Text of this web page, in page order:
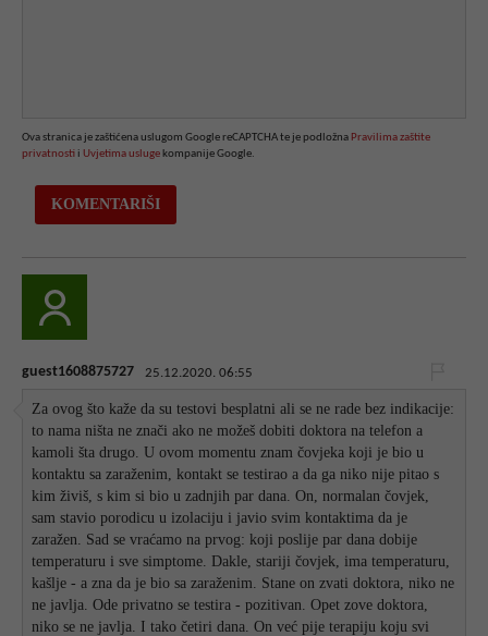
Ova stranica je zaštićena uslugom Google reCAPTCHA te je podložna Pravilima zaštite
privatnosti i Uvjetima usluge kompanije Google.
guest1608875727 25.12.2020. 06:55
Za ovog što kaže da su testovi besplatni ali se ne rade bez indikacije:
to nama ništa ne znači ako ne možeš dobiti doktora na telefon a
kamoli šta drugo. U ovom momentu znam čovjeka koji je bio u
kontaktu sa zaraženim, kontakt se testirao a da ga niko nije pitao s
kim živiš, s kim si bio u zadnjih par dana. On, normalan čovjek,
sam stavio porodicu u izolaciju i javio svim kontaktima da je
zaražen. Sad se vraćamo na prvog: koji poslije par dana dobije
temperaturu i sve simptome. Dakle, stariji čovjek, ima temperaturu,
kašlje - a zna da je bio sa zaraženim. Stane on zvati doktora, niko ne
ne javlja. Ode privatno se testira - pozitivan. Opet zove doktora,
niko se ne javlja. I tako četiri dana. On već pije terapiju koju svi